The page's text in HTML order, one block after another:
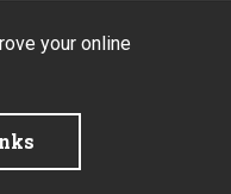
explicit kutatási
társadalmi
keresztül,
módszer
your online